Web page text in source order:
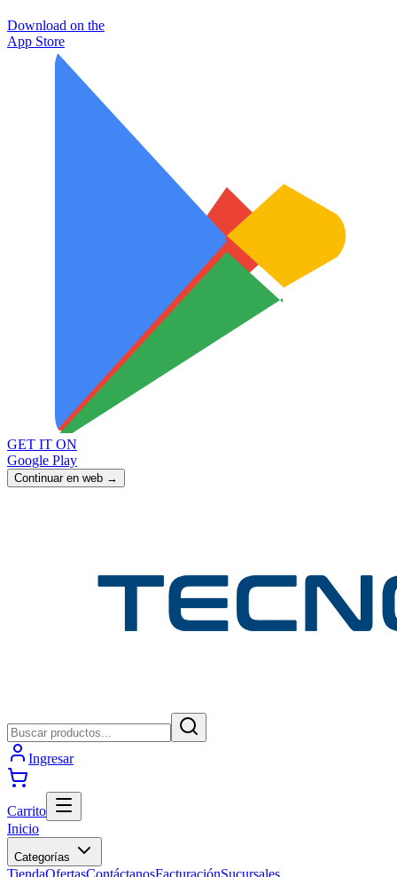
Download on the
App Store
GET IT ON
Google Play
Continuar en web →
Ingresar
Carrito
Inicio
Categorías
TiendaOfertasContáctanosFacturaciónSucursales